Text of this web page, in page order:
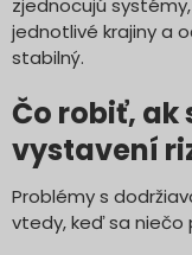
zjednocujú
jednotlivé krajiny a
stabilný.
Čo robiť, ak
vystavení
Problémy s
vtedy, keď sa niečo